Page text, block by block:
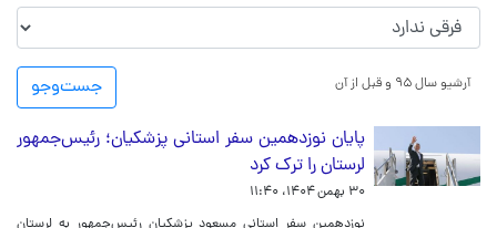
جست‌و‌جو آرشیو سال ۹۵ و قبل از آن
پایان نوزدهمین سفر استانی پزشکیان؛ رئیس‌جمهور
لرستان را ترک کرد
۳۰ بهمن ۱۴۰۴، ۱۱:۴۰